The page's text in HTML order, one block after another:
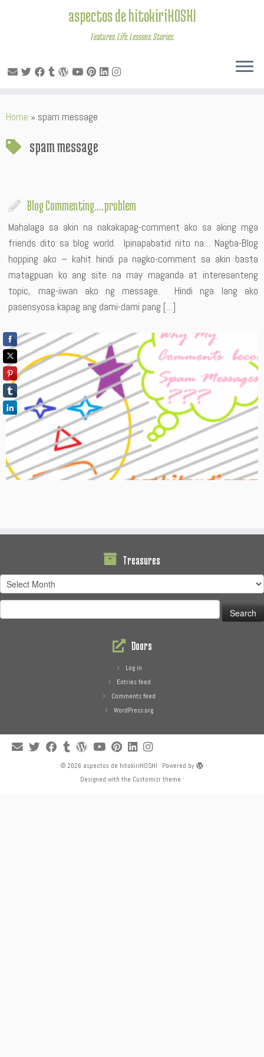
to
aspectos de hitokiriHOSHI
Features. Life. Lessons. Stories.
Home » spam message
spam message
Blog Commenting….problem
Mahalaga sa akin na nakakapag-comment ako sa aking mga
friends dito sa blog world. Ipinapabatid nito na… Nagba-Blog
hopping ako – kahit hindi pa nagko-comment sa akin basta
matagpuan ko ang site na may maganda at interesanteng
topic, mag-iiwan ako ng message. Hindi nga lang ako
pasensyosa kapag ang dami-dami pang […]
Treasures
Treasures
for:
Doors
Log in
Entries feed
Comments feed
WordPress.org
· © 2026 aspectos de hitokiriHOSHI · Powered by
·
Designed with the Customizr theme ·